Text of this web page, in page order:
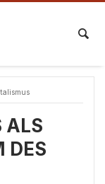
ALS
DES